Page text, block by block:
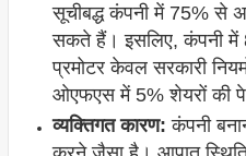
सूचीबद्ध कंपनी में 75% से
सकते हैं। इसलिए, कंपनी में
प्रमोटर केवल सरकारी
ओएफएस में 5% शेयरों की
व्यक्तिगत कारण: कंपनी